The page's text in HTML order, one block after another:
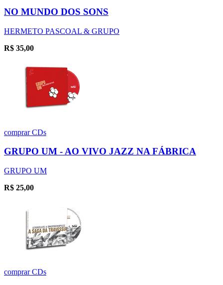
NO MUNDO DOS SONS
HERMETO PASCOAL & GRUPO
R$ 35,00
comprarCDs
GRUPO UM - AO VIVO JAZZ NA FÁBRICA
GRUPO UM
R$ 25,00
comprarCDs